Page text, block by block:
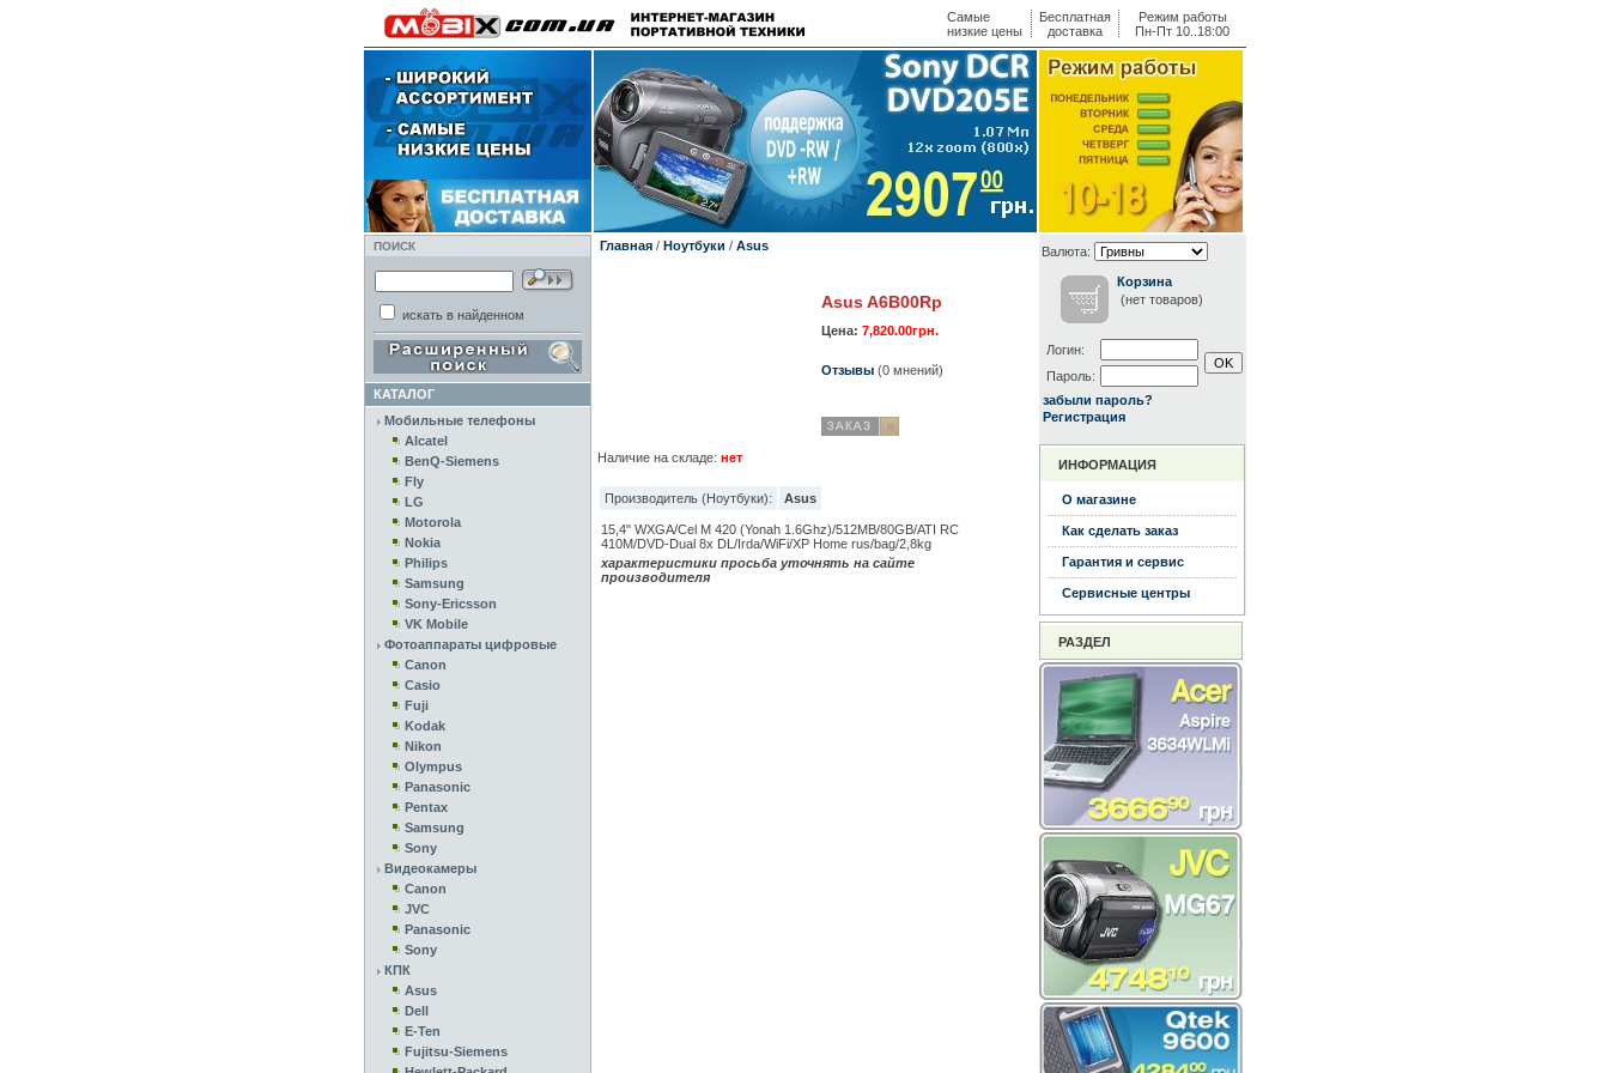
Самые
низкие цены
Бесплатная
доставка
Режим работы
Пн-Пт 10..18:00
ПОИСК
искать в найденном
КАТАЛОГ
Мобильные телефоны
Alcatel
BenQ-Siemens
Fly
LG
Motorola
Nokia
Philips
Samsung
Sony-Ericsson
VK Mobile
Фотоаппараты цифровые
Canon
Casio
Fuji
Kodak
Nikon
Olympus
Panasonic
Pentax
Samsung
Sony
Видеокамеры
Canon
JVC
Panasonic
Sony
КПК
Asus
Dell
E-Ten
Fujitsu-Siemens
Главная/ Ноутбуки / Asus
Asus A6B00Rp
Цена: 7,820.00грн.
Отзывы(0 мнений)
Наличие на складе: нет
Производитель (Ноутбуки): Asus
15,4" WXGA/Cel M 420 (Yonah 1.6Ghz)/512MB/80GB/ATI RC
410M/DVD-Dual 8x DL/Irda/WiFi/XP Home rus/bag/2,8kg
характеристики просьба уточнять на сайте
производителя
Валюта:
Корзина
(нет товаров)
Логин:
Пароль:
забыли пароль?
Регистрация
ИНФОРМАЦИЯ
О магазине
Как сделать заказ
Гарантия и сервис
Сервисные центры
РАЗДЕЛ